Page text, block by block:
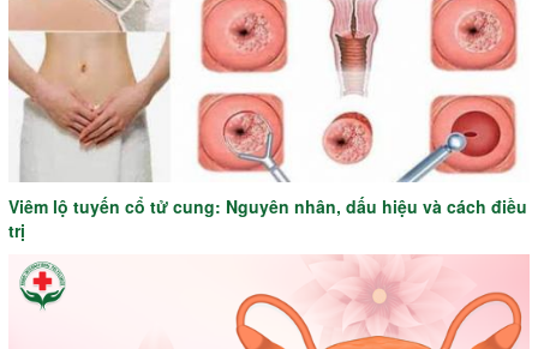
Viêm lộ tuyến cổ tử cung: Nguyên nhân, dấu hiệu và cách điều
trị